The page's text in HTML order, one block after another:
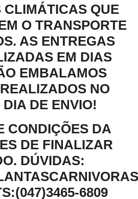
CLIMÁTICAS QUE
O TRANSPORTE
AS ENTREGAS
EM DIAS
EMBALAMOS
NO
DE ENVIO!
CONDIÇÕES DA
DE FINALIZAR
DÚVIDAS:
6809